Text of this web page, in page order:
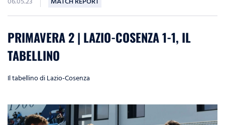
PRIMAVERA 2 | LAZIO-COSENZA 1-1, IL
TABELLINO
Il tabellino di Lazio-Cosenza